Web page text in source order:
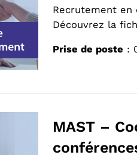
Recrutement en
Découvrez la
Prise de poste :
MAST –